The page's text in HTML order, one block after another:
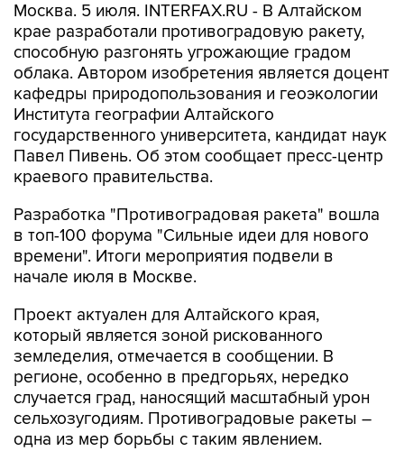
Москва. 5 июля. INTERFAX.RU - В Алтайском
крае разработали противоградовую ракету,
способную разгонять угрожающие градом
облака. Автором изобретения является доцент
кафедры природопользования и геоэкологии
Института географии Алтайского
государственного университета, кандидат наук
Павел Пивень. Об этом сообщает пресс-центр
краевого правительства.
Разработка "Противоградовая ракета" вошла
в топ-100 форума "Сильные идеи для нового
времени". Итоги мероприятия подвели в
начале июля в Москве.
Проект актуален для Алтайского края,
который является зоной рискованного
земледелия, отмечается в сообщении. В
регионе, особенно в предгорьях, нередко
случается град, наносящий масштабный урон
сельхозугодиям. Противоградовые ракеты –
одна из мер борьбы с таким явлением.